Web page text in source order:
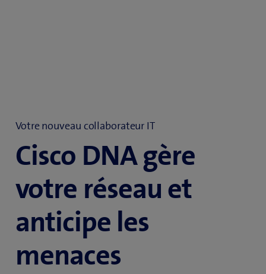
Votre nouveau collaborateur IT
Cisco DNA gère
votre réseau et
anticipe les
menaces